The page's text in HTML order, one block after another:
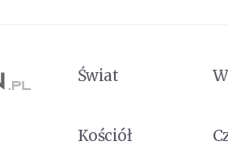
Świat
Kościół